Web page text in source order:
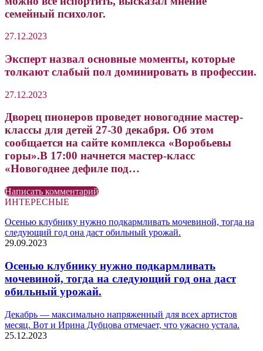
семейный психолог.
27.12.2023
Эксперт назвал основные моменты, которые
толкают слабый пол доминировать в профессии.
27.12.2023
Дворец пионеров проведет новогодние мастер-
классы для детей 27-30 декабря. Об этом
сообщается на сайте комплекса «Воробьевы
горы».В 17:00 начнется мастер-класс
«Новогоднее дефиле под…
Написать комментарий
ИНТЕРЕСНЫЕ
Осенью клубнику нужно подкармливать мочевиной, тогда на
следующий год она даст обильный урожай.
29.09.2023
Осенью клубнику нужно подкармливать
мочевиной, тогда на следующий год она даст
обильный урожай.
Декабрь — максимально напряженный для всех артистов
месяц. Вот и Ирина Дубцова отмечает, что ужасно устала.
25.12.2023